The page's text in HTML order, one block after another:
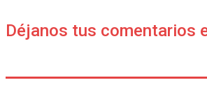
Déjanos tus comentarios